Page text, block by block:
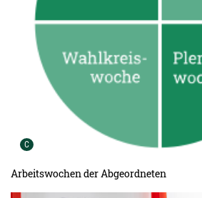
C
Arbeitswochen der Abgeordneten